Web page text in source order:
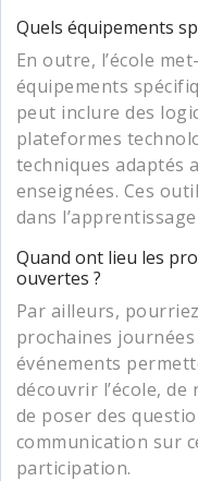
Quels équipements
En outre, l’école
équipements
peut inclure des
plateformes
techniques adaptés
enseignées. Ces
dans
Quand ont lieu les
ouvertes ?
Par ailleurs,
prochaines
événements
découvrir l’école,
de poser des
communication sur
participation.